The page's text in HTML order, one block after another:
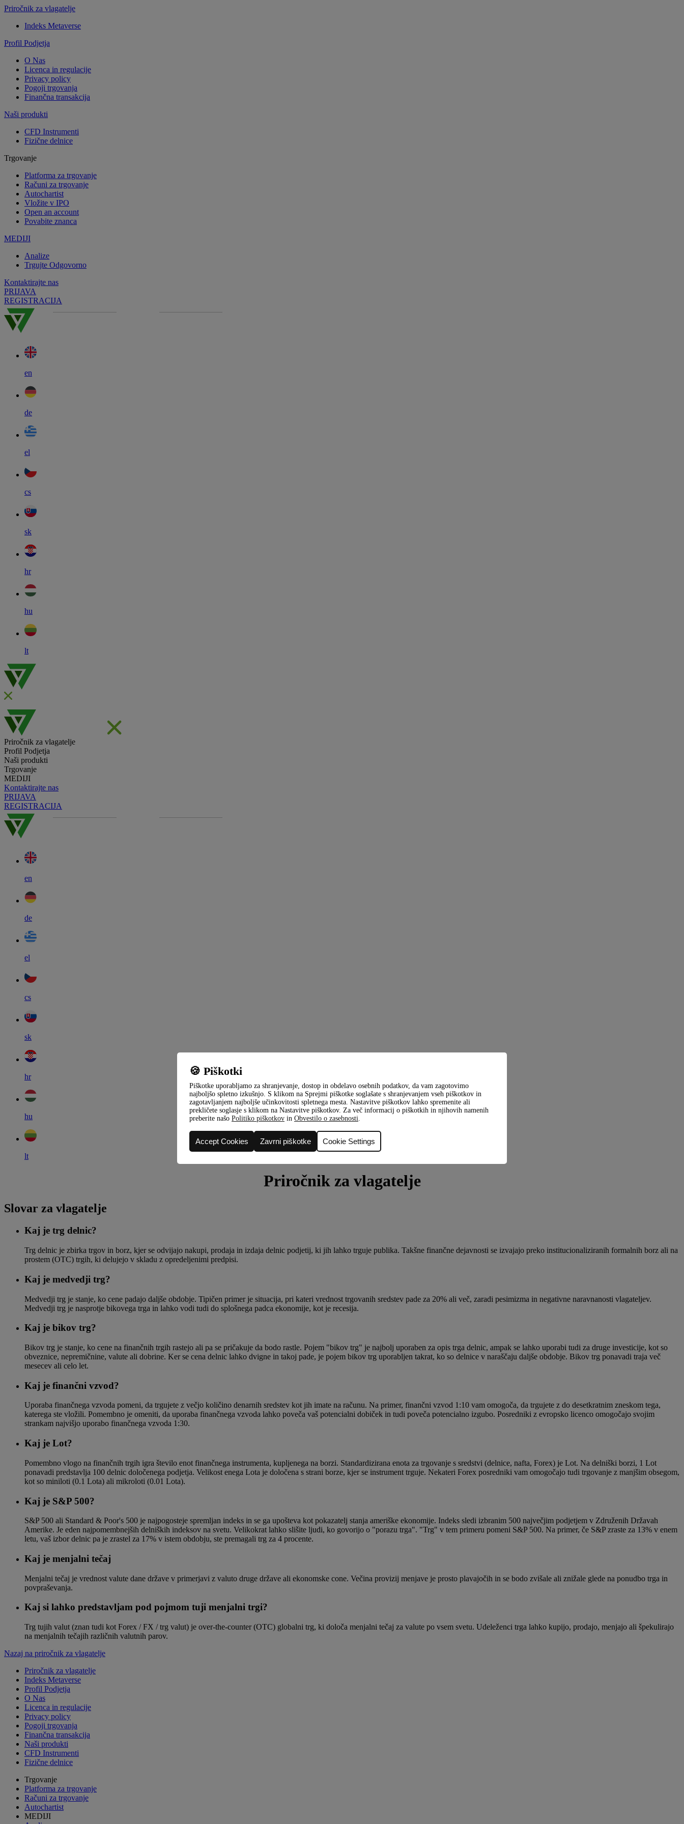
Priročnik za vlagatelje
Indeks Metaverse
Profil Podjetja
O Nas
Licenca in regulacije
Privacy policy
Pogoji trgovanja
Finančna transakcija
Naši produkti
CFD Instrumenti
Fizične delnice
Trgovanje
Platforma za trgovanje
Računi za trgovanje
Autochartist
Vložite v IPO
Open an account
Povabite znanca
MEDIJI
Analize
Trgujte Odgovorno
Kontaktirajte nas
PRIJAVA
REGISTRACIJA
en
de
el
cs
sk
hr
hu
lt
Priročnik za vlagatelje
Profil Podjetja
Naši produkti
Trgovanje
MEDIJI
Kontaktirajte nas
PRIJAVA
REGISTRACIJA
en
de
el
cs
sk
hr
hu
lt
Priročnik za vlagatelje
Slovar za vlagatelje
Kaj je trg delnic?
Trg delnic je zbirka trgov in borz, kjer se odvijajo nakupi, prodaja in izdaja delnic podjetij, ki jih lahko trguje publika. Takšne finančne dejavnosti se izvajajo preko institucionaliziranih formalnih borz ali na
prostem (OTC) trgih, ki delujejo v skladu z opredeljenimi predpisi.
Kaj je medvedji trg?
Medvedji trg je stanje, ko cene padajo daljše obdobje. Tipičen primer je situacija, pri kateri vrednost trgovanih sredstev pade za 20% ali več, zaradi pesimizma in negativne naravnanosti vlagateljev.
Medvedji trg je nasprotje bikovega trga in lahko vodi tudi do splošnega padca ekonomije, kot je recesija.
Kaj je bikov trg?
Bikov trg je stanje, ko cene na finančnih trgih rastejo ali pa se pričakuje da bodo rastle. Pojem "bikov trg" je najbolj uporaben za opis trga delnic, ampak se lahko uporabi tudi za druge investicije, kot so
obveznice, nepremičnine, valute ali dobrine. Ker se cena delnic lahko dvigne in takoj pade, je pojem bikov trg uporabljen takrat, ko so delnice v naraščaju daljše obdobje. Bikov trg ponavadi traja več
mesecev ali celo let.
Kaj je finančni vzvod?
Uporaba finančnega vzvoda pomeni, da trgujete z večjo količino denarnih sredstev kot jih imate na računu. Na primer, finančni vzvod 1:10 vam omogoča, da trgujete z do desetkratnim zneskom tega,
katerega ste vložili. Pomembno je omeniti, da uporaba finančnega vzvoda lahko poveča vaš potencialni dobiček in tudi poveča potencialno izgubo. Posredniki z evropsko licenco omogočajo svojim
strankam najvišjo uporabo finančnega vzvoda 1:30.
Kaj je Lot?
Pomembno vlogo na finančnih trgih igra število enot finančnega instrumenta, kupljenega na borzi. Standardizirana enota za trgovanje s sredstvi (delnice, nafta, Forex) je Lot. Na delniški borzi, 1 Lot
ponavadi predstavlja 100 delnic določenega podjetja. Velikost enega Lota je določena s strani borze, kjer se instrument trguje. Nekateri Forex posredniki vam omogočajo tudi trgovanje z manjšim obsegom,
kot so miniloti (0.1 Lota) ali mikroloti (0.01 Lota).
Kaj je S&P 500?
S&P 500 ali Standard & Poor's 500 je najpogosteje spremljan indeks in se ga upošteva kot pokazatelj stanja ameriške ekonomije. Indeks sledi izbranim 500 največjim podjetjem v Združenih Državah
Amerike. Je eden najpomembnejših delniških indeksov na svetu. Velikokrat lahko slišite ljudi, ko govorijo o "porazu trga". "Trg" v tem primeru pomeni S&P 500. Na primer, če S&P zraste za 13% v enem
letu, vaš izbor delnic pa je zrastel za 17% v istem obdobju, ste premagali trg za 4 procente.
Kaj je menjalni tečaj
Menjalni tečaj je vrednost valute dane države v primerjavi z valuto druge države ali ekonomske cone. Večina provizij menjave je prosto plavajočih in se bodo zvišale ali znižale glede na ponudbo trga in
povpraševanja.
Kaj si lahko predstavljam pod pojmom tuji menjalni trgi?
Trg tujih valut (znan tudi kot Forex / FX / trg valut) je over-the-counter (OTC) globalni trg, ki določa menjalni tečaj za valute po vsem svetu. Udeleženci trga lahko kupijo, prodajo, menjajo ali špekulirajo
na menjalnih tečajih različnih valutnih parov.
Nazaj na priročnik za vlagatelje
Priročnik za vlagatelje
Indeks Metaverse
Profil Podjetja
O Nas
Licenca in regulacije
Privacy policy
Pogoji trgovanja
Finančna transakcija
Naši produkti
CFD Instrumenti
Fizične delnice
Trgovanje
Platforma za trgovanje
Računi za trgovanje
Autochartist
MEDIJI
🍪 Piškotki
Piškotke uporabljamo za shranjevanje, dostop in obdelavo osebnih podatkov, da vam zagotovimo
najboljšo spletno izkušnjo. S klikom na Sprejmi piškotke soglašate s shranjevanjem vseh piškotkov in
zagotavljanjem najboljše učinkovitosti spletnega mesta. Nastavitve piškotkov lahko spremenite ali
prekličete soglasje s klikom na Nastavitve piškotkov. Za več informacij o piškotkih in njihovih namenih
preberite našo Politiko piškotkov in Obvestilo o zasebnosti.
Accept Cookies Zavrni piškotke Cookie Settings